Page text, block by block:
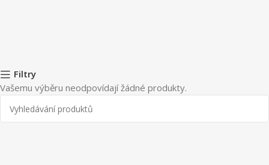
Filtry
Vašemu výběru neodpovídají žádné produkty.